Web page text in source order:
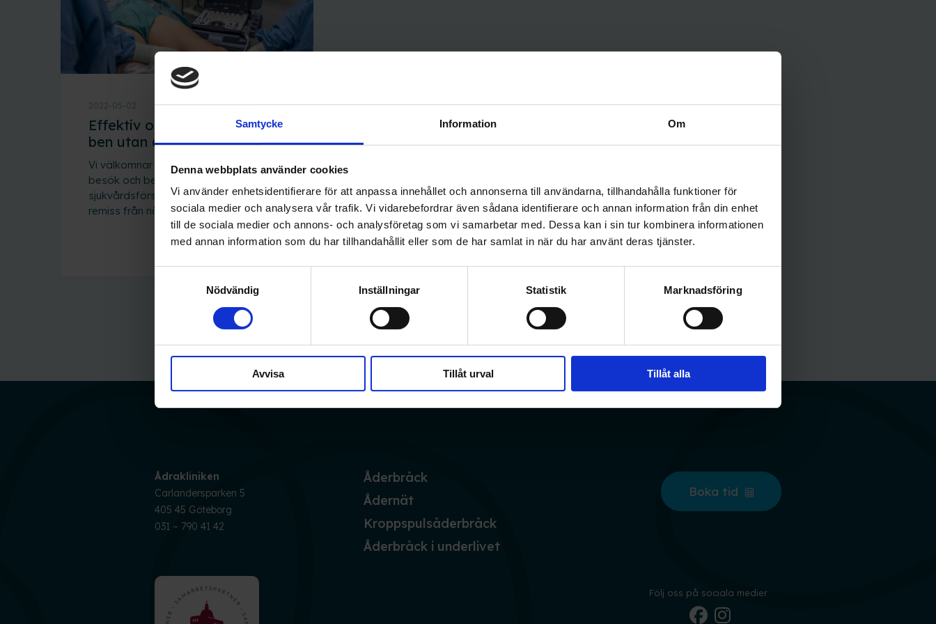
Samtycke Information Om
Denna webbplats använder cookies
Vi använder enhetsidentifierare för att anpassa innehållet och annonserna till användarna, tillhandahålla funktioner för
sociala medier och analysera vår trafik. Vi vidarebefordrar även sådana identifierare och annan information från din enhet
till de sociala medier och annons- och analysföretag som vi samarbetar med. Dessa kan i sin tur kombinera informationen
med annan information som du har tillhandahållit eller som de har samlat in när du har använt deras tjänster.
Nödvändig
Inställningar Statistik Marknadsföring
Avvisa Tillåt urval Tillåt alla
2022-05-02
Effektiv och smidig resa mot
ben utan åderbråck
Vi välkomnar dig som betalar ditt
besök och behandling privat, har en
sjukvårdsförsäkring eller kommer via
remiss från något...
LÄS MER
Ådrakliniken
Carlandersparken 5
405 45 Göteborg
031 – 790 41 42
Åderbråck
Ådernät
Kroppspulsåderbråck
Åderbråck i underlivet
Boka tid
Följ oss på sociala medier